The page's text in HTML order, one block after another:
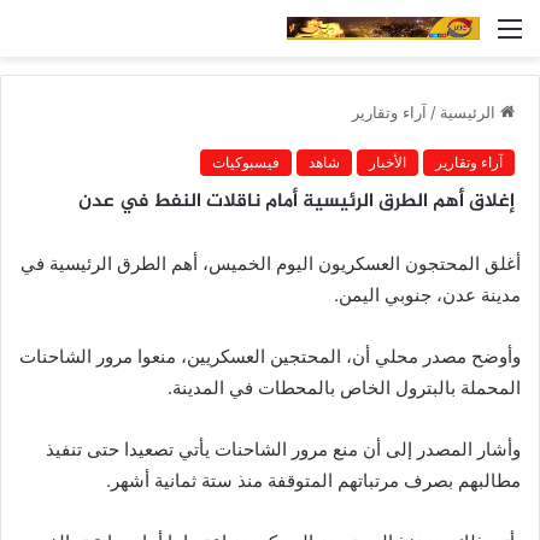
القائمة
الرئيسية / آراء وتقارير
آراء وتقارير الأخبار شاهد فيسبوكيات
إغلاق أهم الطرق الرئيسية أمام ناقلات النفط في عدن
أغلق المحتجون العسكريون اليوم الخميس، أهم الطرق الرئيسية في
مدينة عدن، جنوبي اليمن.
وأوضح مصدر محلي أن، المحتجين العسكريين، منعوا مرور الشاحنات
المحملة بالبترول الخاص بالمحطات في المدينة.
وأشار المصدر إلى أن منع مرور الشاحنات يأتي تصعيدا حتى تنفيذ
مطالبهم بصرف مرتباتهم المتوقفة منذ ستة ثمانية أشهر.